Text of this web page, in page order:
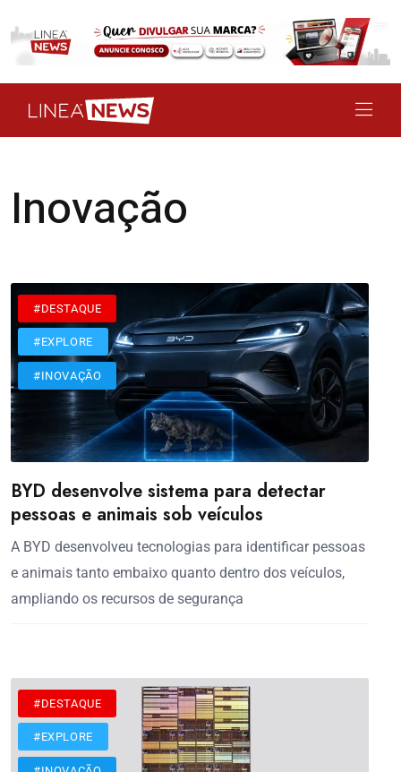
Inovação
#DESTAQUE
#EXPLORE
#INOVAÇÃO
BYD desenvolve sistema para detectar
pessoas e animais sob veículos
A BYD desenvolveu tecnologias para identificar pessoas
e animais tanto embaixo quanto dentro dos veículos,
ampliando os recursos de segurança
#DESTAQUE
#EXPLORE